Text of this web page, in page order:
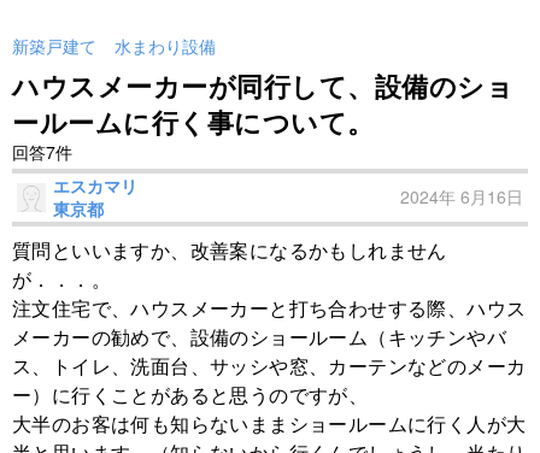
新築戸建て 水まわり設備
ハウスメーカーが同行して、設備のショ
ールームに行く事について。
回答7件
エスカマリ
東京都
2024年 6月16日
質問といいますか、改善案になるかもしれません
が．．．。
注文住宅で、ハウスメーカーと打ち合わせする際、ハウス
メーカーの勧めで、設備のショールーム（キッチンやバ
ス、トイレ、洗面台、サッシや窓、カーテンなどのメーカ
ー）に行くことがあると思うのですが、
大半のお客は何も知らないままショールームに行く人が大